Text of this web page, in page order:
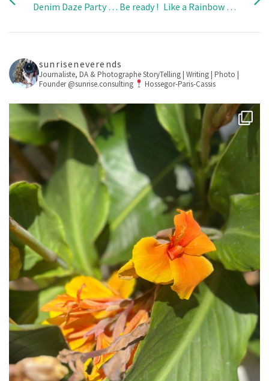
Denim Daze Party … Be ready ! Like a Rainbow …
sunriseneverends
Journaliste, DA & PhotographeStoryTelling | Writing | Photo |
Founder @sunrise.consulting
Hossegor-Paris-Cassis